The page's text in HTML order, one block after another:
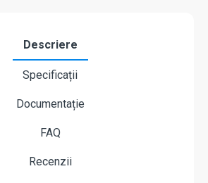
Descriere
Specificații
Documentație
FAQ
Recenzii